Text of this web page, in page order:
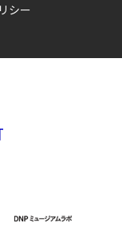
シー